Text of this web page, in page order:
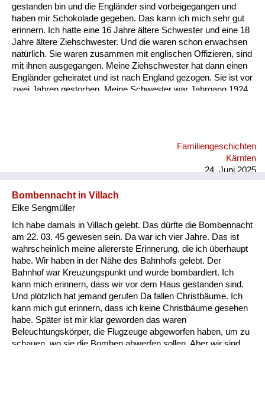
gestanden bin und die Engländer sind vorbeigegangen und
haben mir Schokolade gegeben. Das kann ich mich sehr gut
erinnern. Ich hatte eine 16 Jahre ältere Schwester und eine 18
Jahre ältere Ziehschwester. Und die waren schon erwachsen
natürlich. Sie waren zusammen mit englischen Offizieren, sind
mit ihnen ausgegangen. Meine Ziehschwester hat dann einen
Engländer geheiratet und ist nach England gezogen. Sie ist vor
zwei Jahren gestorben. Meine Schwester war Jahrgang 1924,
Familiengeschichten
Kärnten
24. Juni 2025
Bombennacht in Villach
Elke Sengmüller
Ich habe damals in Villach gelebt. Das dürfte die Bombennacht
am 22. 03. 45 gewesen sein. Da war ich vier Jahre. Das ist
wahrscheinlich meine allererste Erinnerung, die ich überhaupt
habe. Wir haben in der Nähe des Bahnhofs gelebt. Der
Bahnhof war Kreuzungspunkt und wurde bombardiert. Ich
kann mich erinnern, dass wir vor dem Haus gestanden sind.
Und plötzlich hat jemand gerufen Da fallen Christbäume. Ich
kann mich gut erinnern, dass ich keine Christbäume gesehen
habe. Später ist mir klar geworden das waren
Beleuchtungskörper, die Flugzeuge abgeworfen haben, um zu
schauen, wo sie die Bomben abwerfen sollen. Aber wir sind